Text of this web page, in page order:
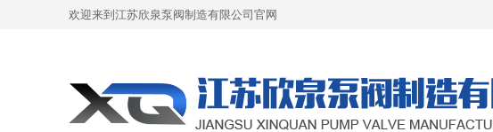
欢迎来到江苏欣泉泵阀制造有限公司官网